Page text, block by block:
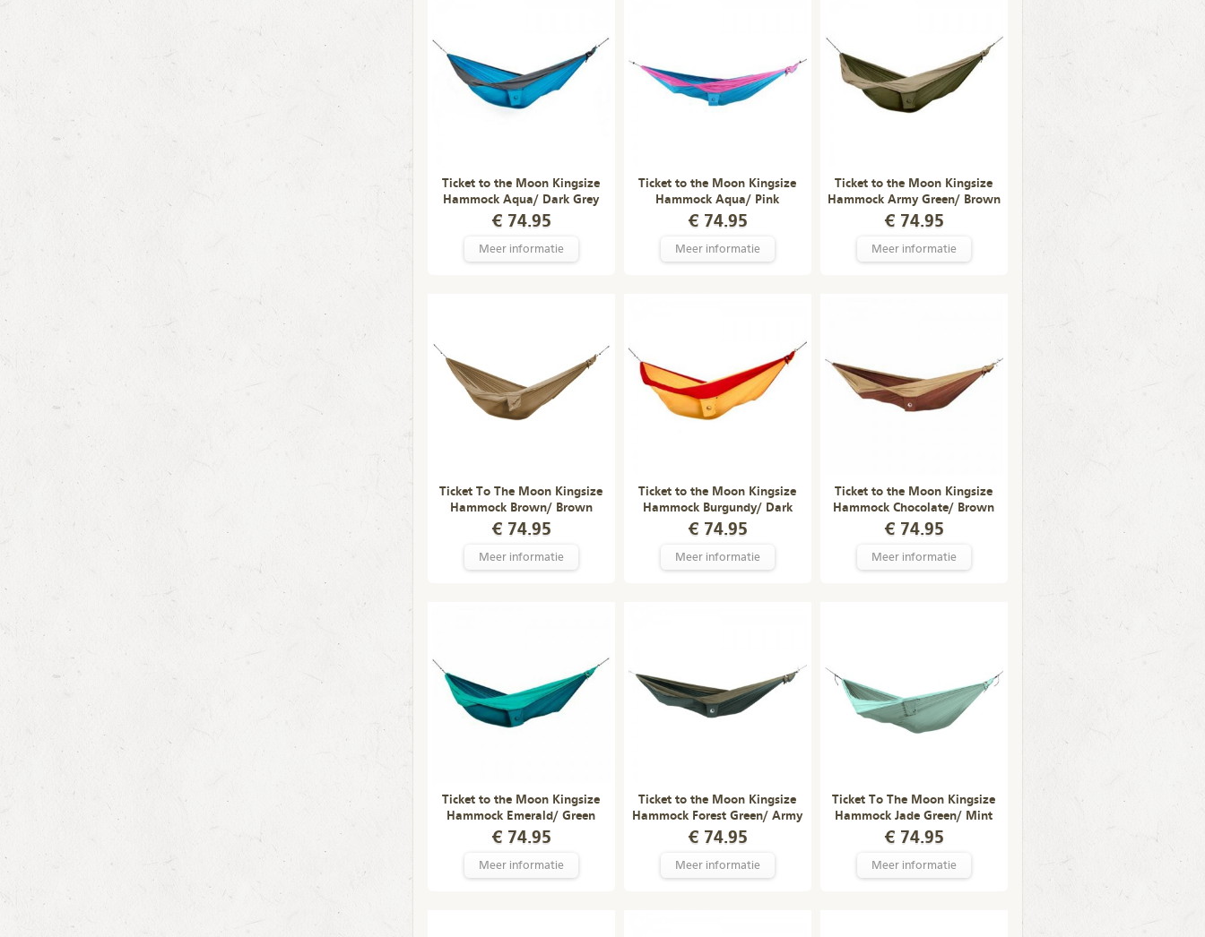
Ticket to the Moon Kingsize
Hammock Aqua/ Dark Grey
€ 74.95
Meer informatie
Ticket to the Moon Kingsize
Hammock Aqua/ Pink
€ 74.95
Meer informatie
Ticket to the Moon Kingsize
Hammock Army Green/ Brown
€ 74.95
Meer informatie
Ticket To The Moon Kingsize
Hammock Brown/ Brown
€ 74.95
Meer informatie
Ticket to the Moon Kingsize
Hammock Burgundy/ Dark
Yellow
€ 74.95
Meer informatie
Ticket to the Moon Kingsize
Hammock Chocolate/ Brown
€ 74.95
Meer informatie
Ticket to the Moon Kingsize
Hammock Emerald/ Green
€ 74.95
Meer informatie
Ticket to the Moon Kingsize
Hammock Forest Green/ Army
Green
€ 74.95
Meer informatie
Ticket To The Moon Kingsize
Hammock Jade Green/ Mint
€ 74.95
Meer informatie